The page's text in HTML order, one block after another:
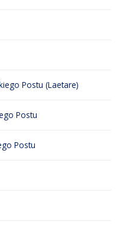
Postu (Laetare)
Postu
Postu